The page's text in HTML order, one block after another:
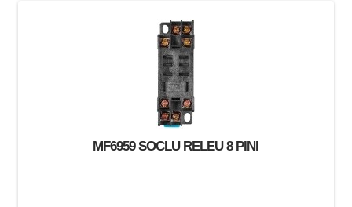
MF6959 SOCLU RELEU 8 PINI